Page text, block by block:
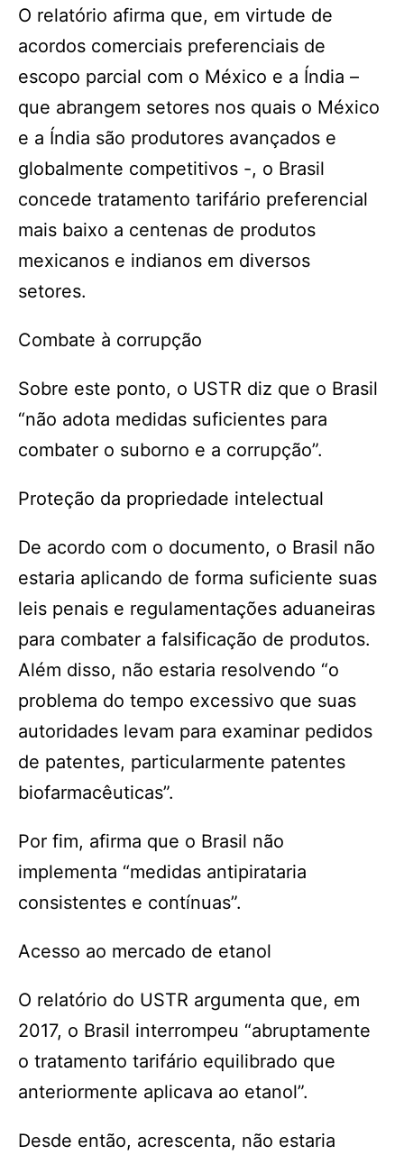
O relatório afirma que, em virtude de
acordos comerciais preferenciais de
escopo parcial com o México e a Índia –
que abrangem setores nos quais o México
e a Índia são produtores avançados e
globalmente competitivos -, o Brasil
concede tratamento tarifário preferencial
mais baixo a centenas de produtos
mexicanos e indianos em diversos
setores.
Combate à corrupção
Sobre este ponto, o USTR diz que o Brasil
“não adota medidas suficientes para
combater o suborno e a corrupção”.
Proteção da propriedade intelectual
De acordo com o documento, o Brasil não
estaria aplicando de forma suficiente suas
leis penais e regulamentações aduaneiras
para combater a falsificação de produtos.
Além disso, não estaria resolvendo “o
problema do tempo excessivo que suas
autoridades levam para examinar pedidos
de patentes, particularmente patentes
biofarmacêuticas”.
Por fim, afirma que o Brasil não
implementa “medidas antipirataria
consistentes e contínuas”.
Acesso ao mercado de etanol
O relatório do USTR argumenta que, em
2017, o Brasil interrompeu “abruptamente
o tratamento tarifário equilibrado que
anteriormente aplicava ao etanol”.
Desde então, acrescenta, não estaria